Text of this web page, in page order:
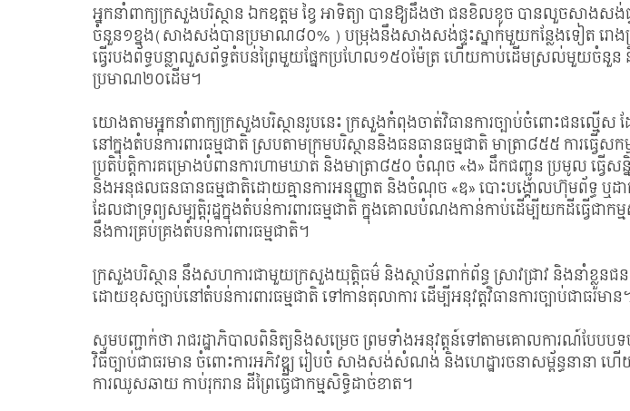
អ្នកនាំពាក្យក្រសួងបរិស្ថាន ឯកឧត្ដម ខ្វៃ អាទិត្យា បានឱ្យដឹងថា ជនខិលខូច បានលួចសាងសង់
ចំនួន១ខ្នង(សាងសង់បានប្រមាណ៨០% ) បម្រុងនឹងសាងសង់ផ្ទះស្នាក់មួយកន្លែងទៀត រោង
ធ្វើរបងព័ទ្ធបន្លាលួសព័ទ្ធតំបន់ព្រៃមួយផ្នែកប្រហែល១៥០ម៉ែត្រ ហើយកាប់ដើមស្រល់មួយចំនួន
ប្រមាណ២០ដើម។
យោងតាមអ្នកនាំពាក្យក្រសួងបរិស្ថានរូបនេះ ក្រសួងកំពុងចាត់វិធានការច្បាប់ចំពោះជនល្មើស ដ
នៅក្នុងតំបន់ការពារធម្មជាតិ ស្របតាមក្រមបរិស្ថាននិងធនធានធម្មជាតិ មាត្រា៨៥៥ ការធ្វើស
ប្រតិបត្តិការគម្រោងបំពានការហាមឃាត់ និងមាត្រា៨៥០ ចំណុច «ង» ដឹកជញ្ជូន ប្រមូល ធ្វើ
និងអនុផលធនធានធម្មជាតិដោយគ្មានការអនុញ្ញាត និងចំណុច «ឌ» បោះបង្គោលហ៊ុមព័ទ្ធ ឬដ
ដែលជាទ្រព្យសម្បត្តិរដ្ឋក្នុងតំបន់ការពារធម្មជាតិ ក្នុងគោលបំណងកាន់កាប់ដើម្បីយកដីធ្វើជាកម្
នឹងការគ្រប់គ្រងតំបន់ការពារធម្មជាតិ។
ក្រសួងបរិស្ថាន នឹងសហការជាមួយក្រសួងយុត្តិធម៌ និងស្ថាប័នពាក់ព័ន្ធ ស្រាវជ្រាវ និងនាំខ្លួនជ
ដោយខុសច្បាប់នៅតំបន់ការពារធម្មជាតិ ទៅកាន់តុលាការ ដើម្បីអនុវត្តវិធានការច្បាប់ជាធរមាន
សូមបញ្ជាក់ថា រាជរដ្ឋាភិបាលពិនិត្យនិងសម្រេច ព្រមទាំងអនុវត្តន៍ទៅតាមគោលការណ៍បែបប
វិធីច្បាប់ជាធរមាន ចំពោះការអភិវឌ្ឍ រៀបចំ សាងសង់សំណង់ និងហេដ្ឋារចនាសម្ព័ន្ធនានា ហ
ការឈូសឆាយ កាប់រុករាន ដីព្រៃធ្វើជាកម្មសិទ្ធិដាច់ខាត។